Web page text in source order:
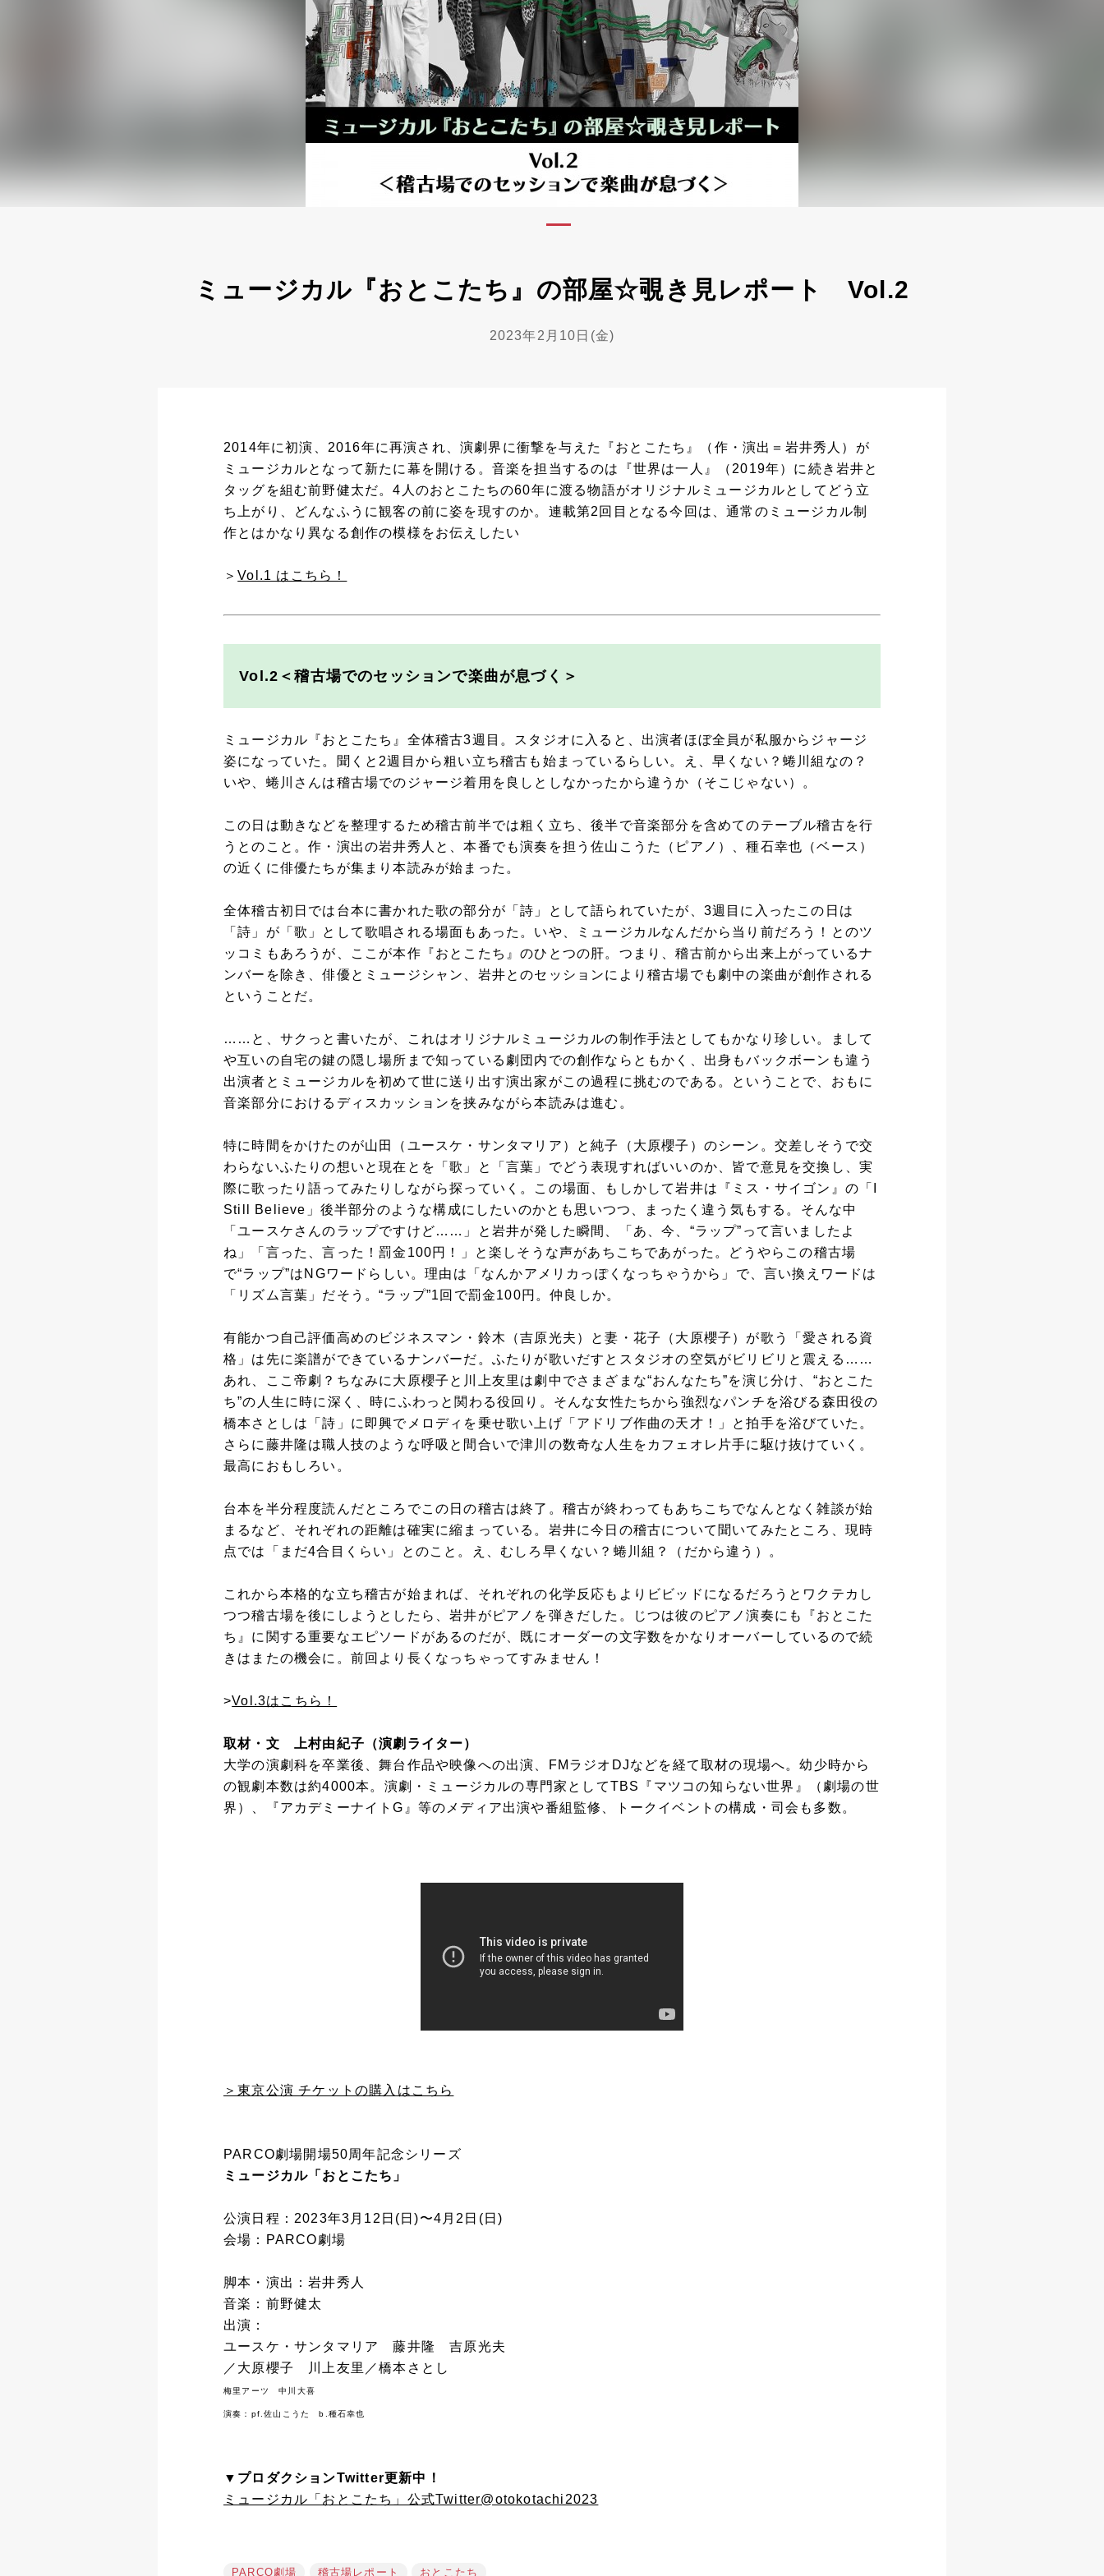
ミュージカル『おとこたち』の部屋☆覗き見レポート Vol.2
2023年2月10日(金)
2014年に初演、2016年に再演され、演劇界に衝撃を与えた『おとこたち』（作・演出＝岩井秀人）が
ミュージカルとなって新たに幕を開ける。音楽を担当するのは『世界は一人』（2019年）に続き岩井と
タッグを組む前野健太だ。4人のおとこたちの60年に渡る物語がオリジナルミュージカルとしてどう立
ち上がり、どんなふうに観客の前に姿を現すのか。連載第2回目となる今回は、通常のミュージカル制
作とはかなり異なる創作の模様をお伝えしたい
＞Vol.1 はこちら！
Vol.2＜稽古場でのセッションで楽曲が息づく＞
ミュージカル『おとこたち』全体稽古3週目。スタジオに入ると、出演者ほぼ全員が私服からジャージ
姿になっていた。聞くと2週目から粗い立ち稽古も始まっているらしい。え、早くない？蜷川組なの？
いや、蜷川さんは稽古場でのジャージ着用を良しとしなかったから違うか（そこじゃない）。
この日は動きなどを整理するため稽古前半では粗く立ち、後半で音楽部分を含めてのテーブル稽古を行
うとのこと。作・演出の岩井秀人と、本番でも演奏を担う佐山こうた（ピアノ）、種石幸也（ベース）
の近くに俳優たちが集まり本読みが始まった。
全体稽古初日では台本に書かれた歌の部分が「詩」として語られていたが、3週目に入ったこの日は
「詩」が「歌」として歌唱される場面もあった。いや、ミュージカルなんだから当り前だろう！とのツ
ッコミもあろうが、ここが本作『おとこたち』のひとつの肝。つまり、稽古前から出来上がっているナ
ンバーを除き、俳優とミュージシャン、岩井とのセッションにより稽古場でも劇中の楽曲が創作される
ということだ。
……と、サクっと書いたが、これはオリジナルミュージカルの制作手法としてもかなり珍しい。まして
や互いの自宅の鍵の隠し場所まで知っている劇団内での創作ならともかく、出身もバックボーンも違う
出演者とミュージカルを初めて世に送り出す演出家がこの過程に挑むのである。ということで、おもに
音楽部分におけるディスカッションを挟みながら本読みは進む。
特に時間をかけたのが山田（ユースケ・サンタマリア）と純子（大原櫻子）のシーン。交差しそうで交
わらないふたりの想いと現在とを「歌」と「言葉」でどう表現すればいいのか、皆で意見を交換し、実
際に歌ったり語ってみたりしながら探っていく。この場面、もしかして岩井は『ミス・サイゴン』の「I
Still Believe」後半部分のような構成にしたいのかとも思いつつ、まったく違う気もする。そんな中
「ユースケさんのラップですけど……」と岩井が発した瞬間、「あ、今、“ラップ”って言いましたよ
ね」「言った、言った！罰金100円！」と楽しそうな声があちこちであがった。どうやらこの稽古場
で“ラップ”はNGワードらしい。理由は「なんかアメリカっぽくなっちゃうから」で、言い換えワードは
「リズム言葉」だそう。“ラップ”1回で罰金100円。仲良しか。
有能かつ自己評価高めのビジネスマン・鈴木（吉原光夫）と妻・花子（大原櫻子）が歌う「愛される資
格」は先に楽譜ができているナンバーだ。ふたりが歌いだすとスタジオの空気がビリビリと震える……
あれ、ここ帝劇？ちなみに大原櫻子と川上友里は劇中でさまざまな“おんなたち”を演じ分け、“おとこた
ち”の人生に時に深く、時にふわっと関わる役回り。そんな女性たちから強烈なパンチを浴びる森田役の
橋本さとしは「詩」に即興でメロディを乗せ歌い上げ「アドリブ作曲の天才！」と拍手を浴びていた。
さらに藤井隆は職人技のような呼吸と間合いで津川の数奇な人生をカフェオレ片手に駆け抜けていく。
最高におもしろい。
台本を半分程度読んだところでこの日の稽古は終了。稽古が終わってもあちこちでなんとなく雑談が始
まるなど、それぞれの距離は確実に縮まっている。岩井に今日の稽古について聞いてみたところ、現時
点では「まだ4合目くらい」とのこと。え、むしろ早くない？蜷川組？（だから違う）。
これから本格的な立ち稽古が始まれば、それぞれの化学反応もよりビビッドになるだろうとワクテカし
つつ稽古場を後にしようとしたら、岩井がピアノを弾きだした。じつは彼のピアノ演奏にも『おとこた
ち』に関する重要なエピソードがあるのだが、既にオーダーの文字数をかなりオーバーしているので続
きはまたの機会に。前回より長くなっちゃってすみません！
>Vol.3はこちら！
取材・文 上村由紀子（演劇ライター）
大学の演劇科を卒業後、舞台作品や映像への出演、FMラジオDJなどを経て取材の現場へ。幼少時から
の観劇本数は約4000本。演劇・ミュージカルの専門家としてTBS『マツコの知らない世界』（劇場の世
界）、『アカデミーナイトG』等のメディア出演や番組監修、トークイベントの構成・司会も多数。
＞東京公演 チケットの購入はこちら
PARCO劇場開場50周年記念シリーズ
ミュージカル「おとこたち」
公演日程：2023年3月12日(日)〜4月2日(日)
会場：PARCO劇場
脚本・演出：岩井秀人
音楽：前野健太
出演：
ユースケ・サンタマリア 藤井隆 吉原光夫
／大原櫻子 川上友里／橋本さとし
梅里アーツ 中川大喜
演奏：pf.佐山こうた b.種石幸也
▼プロダクションTwitter更新中！
ミュージカル「おとこたち」公式Twitter@otokotachi2023
PARCO劇場 稽古場レポート おとこたち